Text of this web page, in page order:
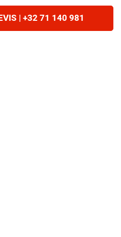
| +32 71 140 981